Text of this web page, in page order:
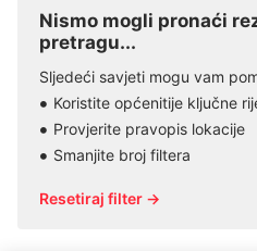
Nismo mogli pronaći
pretragu...
Sljedeći savjeti mogu vam
Koristite općenitije ključne
Provjerite pravopis lokacije
Smanjite broj filtera
Resetiraj filter →